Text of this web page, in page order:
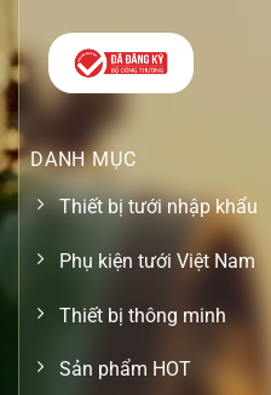
DANH MỤC
Thiết bị tưới nhập khẩu
Phụ kiện tưới Việt Nam
Thiết bị thông minh
Sản phẩm HOT